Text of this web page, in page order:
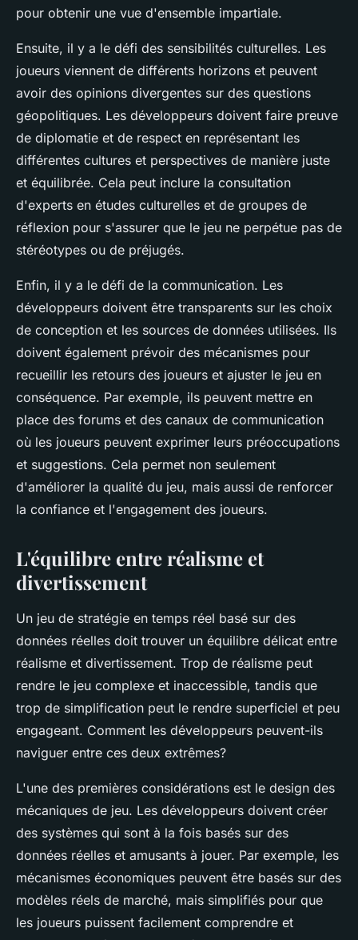
pour obtenir une vue d'ensemble impartiale.
Ensuite, il y a le défi des sensibilités culturelles. Les
joueurs viennent de différents horizons et peuvent
avoir des opinions divergentes sur des questions
géopolitiques. Les développeurs doivent faire preuve
de diplomatie et de respect en représentant les
différentes cultures et perspectives de manière juste
et équilibrée. Cela peut inclure la consultation
d'experts en études culturelles et de groupes de
réflexion pour s'assurer que le jeu ne perpétue pas de
stéréotypes ou de préjugés.
Enfin, il y a le défi de la communication. Les
développeurs doivent être transparents sur les choix
de conception et les sources de données utilisées. Ils
doivent également prévoir des mécanismes pour
recueillir les retours des joueurs et ajuster le jeu en
conséquence. Par exemple, ils peuvent mettre en
place des forums et des canaux de communication
où les joueurs peuvent exprimer leurs préoccupations
et suggestions. Cela permet non seulement
d'améliorer la qualité du jeu, mais aussi de renforcer
la confiance et l'engagement des joueurs.
L'équilibre entre réalisme et
divertissement
Un jeu de stratégie en temps réel basé sur des
données réelles doit trouver un équilibre délicat entre
réalisme et divertissement. Trop de réalisme peut
rendre le jeu complexe et inaccessible, tandis que
trop de simplification peut le rendre superficiel et peu
engageant. Comment les développeurs peuvent-ils
naviguer entre ces deux extrêmes?
L'une des premières considérations est le design des
mécaniques de jeu. Les développeurs doivent créer
des systèmes qui sont à la fois basés sur des
données réelles et amusants à jouer. Par exemple, les
mécanismes économiques peuvent être basés sur des
modèles réels de marché, mais simplifiés pour que
les joueurs puissent facilement comprendre et